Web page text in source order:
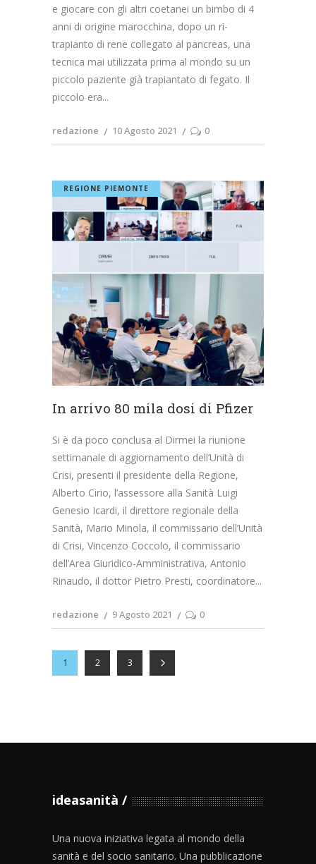
e giocare con gli altri coetanei un bimbo di 4
anni di origine marocchina, dopo un ri-
trapianto di rene collegato al pancreas, una
tecnica mai utilizzata prima al mondo su un
piccolo paziente già trapiantato di fegato. Il
piccolo era
redazione 10 Agosto 2021 0
REGIONE PIEMONTE
In arrivo 80 mila dosi di Pfizer
Si è da poco conclusa al Dirmei la riunione
settimanale di aggiornamento dell’Unità di
Crisi, presenti il presidente della Regione,
Alberto Cirio, l’assessore alla Sanità Luigi
Genesio Icardi, il direttore regionale della
Sanità, Mario Minola, il commissario dell’Unità
di Crisi, Vincenzo Coccolo, il commissario
dell’Area Giuridico-Amministrativa, Antonio
Rinaudo, il dottor Pietro Presti, coordinatore
redazione 9 Agosto 2021 0
1 2 3
ideasanità
Una nuova iniziativa legata al mondo della
sanità e del socio sanitario. Una pubblicazione